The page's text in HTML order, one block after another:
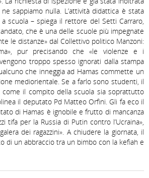
sappiamo nulla. L’attività didattica è stata
scuola – spiega il rettore del Setti Carraro,
che è una delle scuole più impegnate
le distanze» dal Collettivo politico Manzoni:
pur precisando che «le violenze e i
troppo spesso ignorati dalla stampa
che inneggia ad Hamas commette un
mediorientale. Se a farlo sono studenti, il
il compito della scuola sia soprattutto
il deputato Pd Matteo Orfini. Gli fa eco il
di Hamas è ignobile e frutto di mancanza
tifa per la Russia di Putin contro l’Ucraina»,
dei ragazzini». A chiudere la giornata, il
di un abbraccio tra un bimbo con la kefiah e